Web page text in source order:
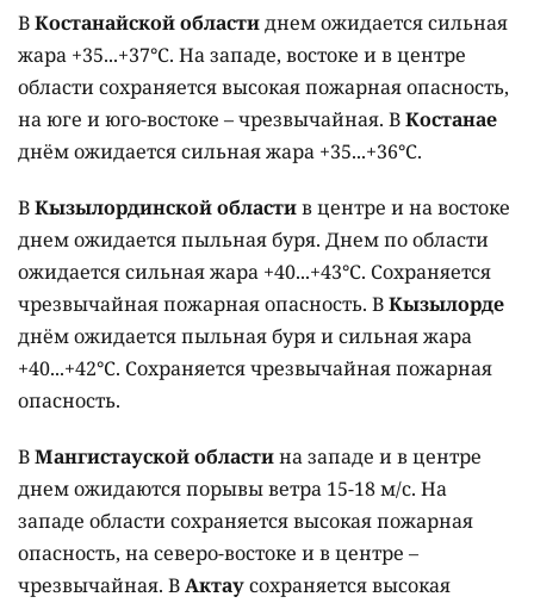
ВКостанайской областиднем ожидается сильная
жара +35...+37°C. На западе, востоке и в центре
области сохраняется высокая пожарная опасность,
на юге и юго-востоке – чрезвычайная. ВКостанае
днём ожидается сильная жара +35...+36°C.
ВКызылординской областив центре и на востоке
днем ожидается пыльная буря. Днем по области
ожидается сильная жара +40...+43°C. Сохраняется
чрезвычайная пожарная опасность. ВКызылорде
днём ожидается пыльная буря и сильная жара
+40...+42°C. Сохраняется чрезвычайная пожарная
опасность.
ВМангистауской областина западе и в центре
днем ожидаются порывы ветра 15-18 м/с. На
западе области сохраняется высокая пожарная
опасность, на северо-востоке и в центре –
чрезвычайная. ВАктаусохраняется высокая